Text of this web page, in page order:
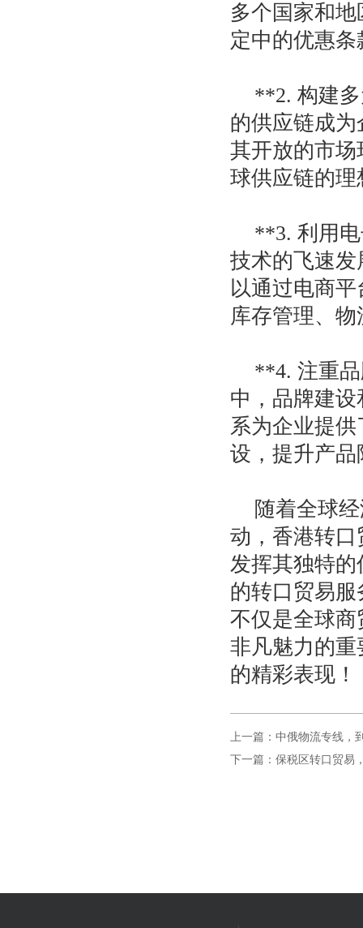
多个国家和
定中的优惠
**2. 构建
的供应链成
其开放的市
球供应链的理
**3. 利用
技术的飞速
以通过电商
库存管理、
**4. 注重
中，品牌建
系为企业提
设，提升产品
随着全球
动，香港转
发挥其独特
的转口贸易
不仅是全球
非凡魅力的
的精彩表现！
上一篇：中俄物流专线，
下一篇：保税区转口贸易